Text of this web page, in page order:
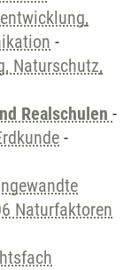
-
Naturschutz,
Realschulen -
-
Naturfaktoren